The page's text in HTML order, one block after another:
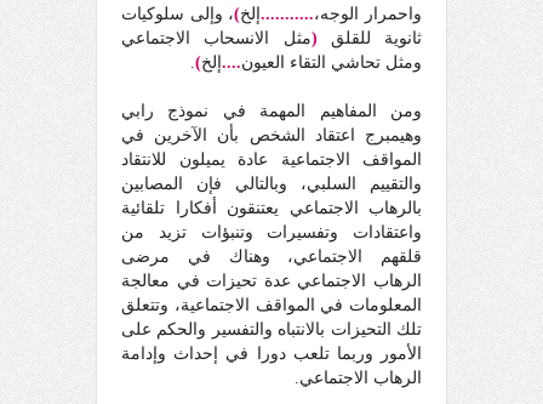
واحمرار الوجه،...........إلخ)، وإلى سلوكيات
ثانوية للقلق (مثل الانسحاب الاجتماعي
ومثل تحاشي التقاء العيون....إلخ)
ومن المفاهيم المهمة في نموذج رابي
وهيمبرج اعتقاد الشخص بأن الآخرين في
المواقف الاجتماعية عادة يميلون للانتقاد
والتقييم السلبي، وبالتالي فإن المصابين
بالرهاب الاجتماعي يعتنقون أفكارا تلقائية
واعتقادات وتفسيرات وتنبؤات تزيد من
قلقهم الاجتماعي، وهناك في مرضى
الرهاب الاجتماعي عدة تحيزات في معالجة
المعلومات في المواقف الاجتماعية، وتتعلق
تلك التحيزات بالانتباه والتفسير والحكم على
الأمور وربما تلعب دورا في إحداث وإدامة
الرهاب الاجتماعي